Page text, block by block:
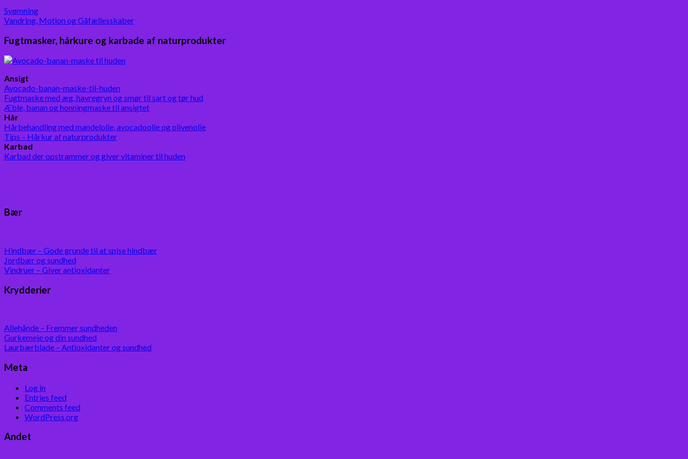
Svømning
Vandring, Motion og Gåfællesskaber
Fugtmasker, hårkure og karbade af naturprodukter
Ansigt
Avocado-banan-maske-til-huden
Fugtmaske med æg, havregryn og smør til sart og tør hud
Æble, banan og honningmaske til ansigtet
Hår
Hårbehandling med mandelolie, avocadoolie og olivenolie
Tips – Hårkur af naturprodukter
Karbad
Karbad der opstrammer og giver vitaminer til huden
Bær
Hindbær – Gode grunde til at spise hindbær
Jordbær og sundhed
Vindruer – Giver antioxidanter
Krydderier
Allehånde – Fremmer sundheden
Gurkemeje og din sundhed
Laurbærblade – Antioxidanter og sundhed
Meta
Log in
Entries feed
Comments feed
WordPress.org
Andet